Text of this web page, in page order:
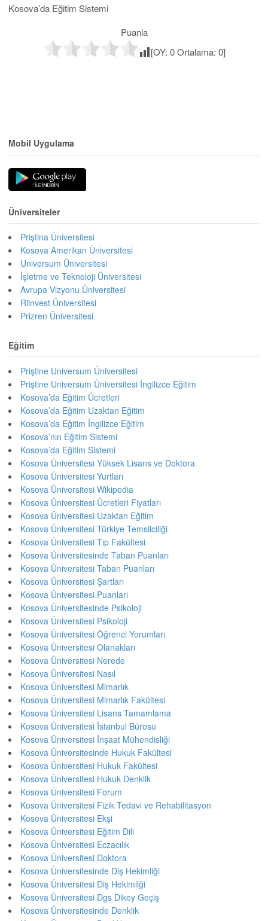
Kosova’da Eğitim Sistemi
Puanla
[OY: 0Ortalama: 0]
Mobil Uygulama
Üniversiteler
Priştina Üniversitesi
Kosova Amerikan Üniversitesi
Universum Üniversitesi
İşletme ve Teknoloji Üniversitesi
Avrupa Vizyonu Üniversitesi
Riinvest Üniversitesi
Prizren Üniversitesi
Eğitim
Priştine Universum Üniversitesi
Priştine Universum Üniversitesi İngilizce Eğitim
Kosova’da Eğitim Ücretleri
Kosova’da Eğitim Uzaktan Eğitim
Kosova’da Eğitim İngilizce Eğitim
Kosova’nın Eğitim Sistemi
Kosova’da Eğitim Sistemi
Kosova Üniversitesi Yüksek Lisans ve Doktora
Kosova Üniversitesi Yurtları
Kosova Üniversitesi Wikipedia
Kosova Üniversitesi Ücretleri Fiyatları
Kosova Üniversitesi Uzaktan Eğitim
Kosova Üniversitesi Türkiye Temsilciliği
Kosova Üniversitesi Tıp Fakültesi
Kosova Üniversitesinde Taban Puanları
Kosova Üniversitesi Taban Puanları
Kosova Üniversitesi Şartları
Kosova Üniversitesi Puanları
Kosova Üniversitesinde Psikoloji
Kosova Üniversitesi Psikoloji
Kosova Üniversitesi Öğrenci Yorumları
Kosova Üniversitesi Olanakları
Kosova Üniversitesi Nerede
Kosova Üniversitesi Nasıl
Kosova Üniversitesi Mimarlık
Kosova Üniversitesi Mimarlık Fakültesi
Kosova Üniversitesi Lisans Tamamlama
Kosova Üniversitesi İstanbul Bürosu
Kosova Üniversitesi İnşaat Mühendisliği
Kosova Üniversitesinde Hukuk Fakültesi
Kosova Üniversitesi Hukuk Fakültesi
Kosova Üniversitesi Hukuk Denklik
Kosova Üniversitesi Forum
Kosova Üniversitesi Fizik Tedavi ve Rehabilitasyon
Kosova Üniversitesi Ekşi
Kosova Üniversitesi Eğitim Dili
Kosova Üniversitesi Eczacılık
Kosova Üniversitesi Doktora
Kosova Üniversitesinde Diş Hekimliği
Kosova Üniversitesi Diş Hekimliği
Kosova Üniversitesi Dgs Dikey Geçiş
Kosova Üniversitesinde Denklik